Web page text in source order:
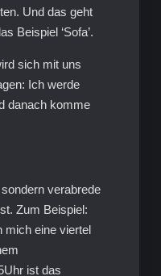
Und das geht
Beispiel ‘Sofa’.
sich mit uns
Ich werde
danach komme
sondern verabrede
Zum Beispiel:
mich eine viertel
ist das